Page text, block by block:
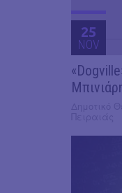
25
NOV